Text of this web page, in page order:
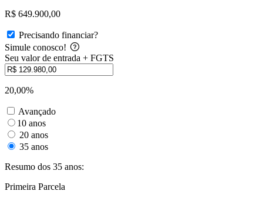
R$ 649.900,00
Precisando financiar?
Simule conosco!
Seu valor de entrada + FGTS
20,00%
Avançado
10 anos
20 anos
35 anos
Resumo dos 35 anos:
Primeira Parcela